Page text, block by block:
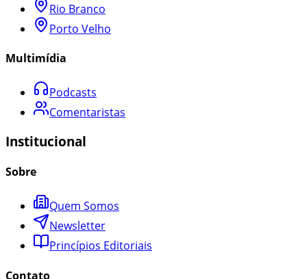
Rio Branco
Porto Velho
Multimídia
Podcasts
Comentaristas
Institucional
Sobre
Quem Somos
Newsletter
Princípios Editoriais
Contato